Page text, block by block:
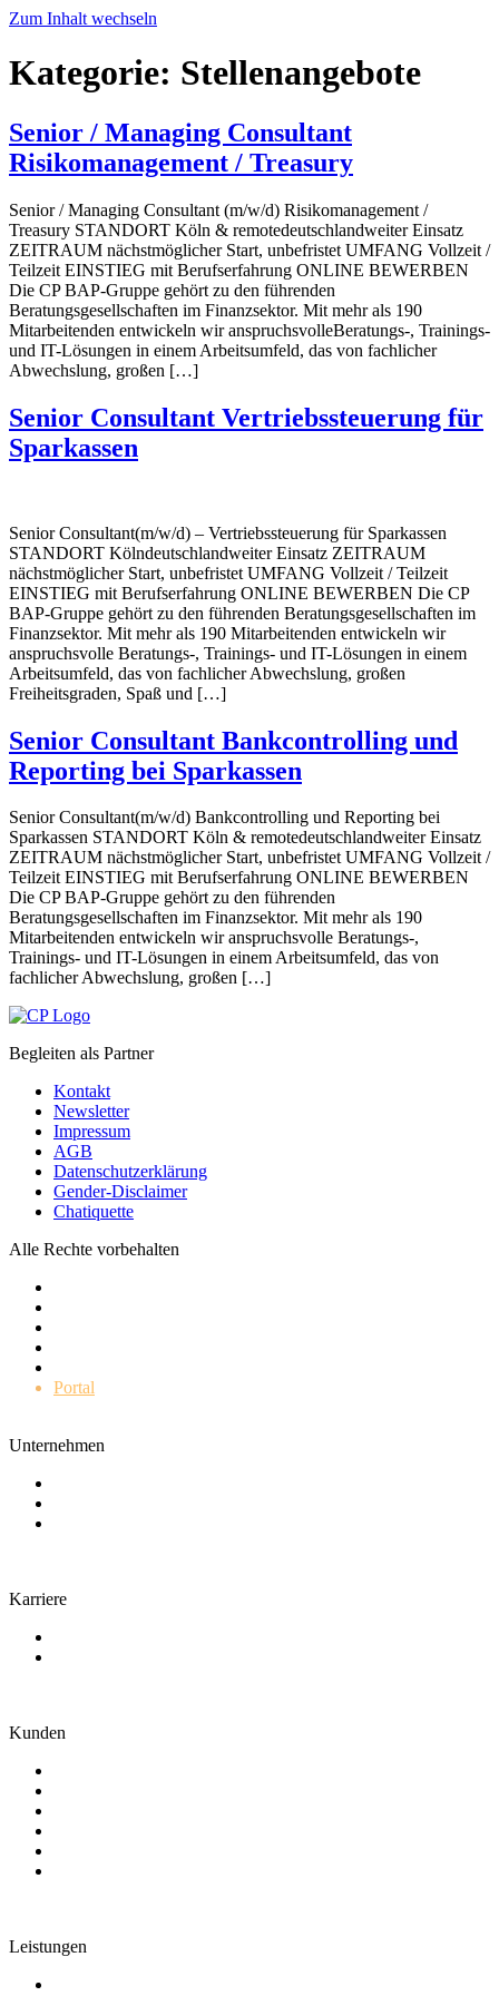
Zum Inhalt wechseln
Kategorie: Stellenangebote
Senior / Managing Consultant
Risikomanagement / Treasury
Senior / Managing Consultant (m/w/d) Risikomanagement /
Treasury STANDORT Köln & remotedeutschlandweiter Einsatz
ZEITRAUM nächstmöglicher Start, unbefristet UMFANG Vollzeit /
Teilzeit EINSTIEG mit Berufserfahrung ONLINE BEWERBEN
Die CP BAP-Gruppe gehört zu den führenden
Beratungsgesellschaften im Finanzsektor. Mit mehr als 190
Mitarbeitenden entwickeln wir anspruchsvolleBeratungs-, Trainings-
und IT-Lösungen in einem Arbeitsumfeld, das von fachlicher
Abwechslung, großen […]
Senior Consultant Vertriebssteuerung für
Sparkassen
Senior Consultant(m/w/d) – Vertriebssteuerung für Sparkassen
STANDORT Kölndeutschlandweiter Einsatz ZEITRAUM
nächstmöglicher Start, unbefristet UMFANG Vollzeit / Teilzeit
EINSTIEG mit Berufserfahrung ONLINE BEWERBEN Die CP
BAP-Gruppe gehört zu den führenden Beratungsgesellschaften im
Finanzsektor. Mit mehr als 190 Mitarbeitenden entwickeln wir
anspruchsvolle Beratungs-, Trainings- und IT-Lösungen in einem
Arbeitsumfeld, das von fachlicher Abwechslung, großen
Freiheitsgraden, Spaß und […]
Senior Consultant Bankcontrolling und
Reporting bei Sparkassen
Senior Consultant(m/w/d) Bankcontrolling und Reporting bei
Sparkassen STANDORT Köln & remotedeutschlandweiter Einsatz
ZEITRAUM nächstmöglicher Start, unbefristet UMFANG Vollzeit /
Teilzeit EINSTIEG mit Berufserfahrung ONLINE BEWERBEN
Die CP BAP-Gruppe gehört zu den führenden
Beratungsgesellschaften im Finanzsektor. Mit mehr als 190
Mitarbeitenden entwickeln wir anspruchsvolle Beratungs-,
Trainings- und IT-Lösungen in einem Arbeitsumfeld, das von
fachlicher Abwechslung, großen […]
Begleiten als Partner
Kontakt
Newsletter
Impressum
AGB
Datenschutzerklärung
Gender-Disclaimer
Chatiquette
Alle Rechte vorbehalten
Portal
Unternehmen
Karriere
Kunden
Leistungen